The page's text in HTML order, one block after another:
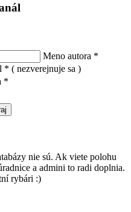
Meno autora *
* ( nezverejnuje sa )
*
nie sú. Ak viete polohu
a admini to radi doplnia.
rybári :)